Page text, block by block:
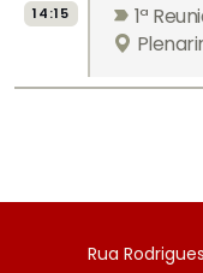
14:15
1ª
Rua